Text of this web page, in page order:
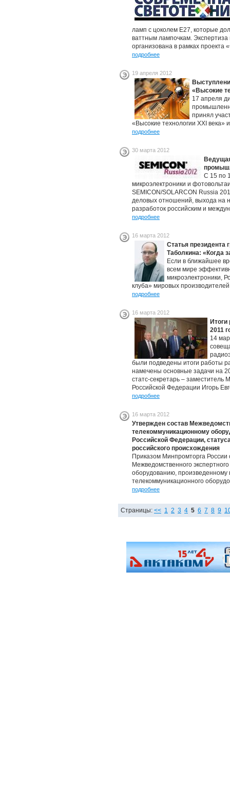
ламп с цоколем Е27, которые
ваттным лампочкам.
организована в рамках проекта
подробнее
19 апреля 2012
«Высокие
17 апреля
принял
«Высокие технологии XXI века»
подробнее
30 марта 2012
С 15 по
микроэлектроники и
SEMICON/SOLARCON Russia
деловых отношений, выхода на
разработок российским и
подробнее
16 марта 2012
Статья президента
Таболкина: «Когда
Если в ближайшее
всем мире
микроэлектроники,
клуба» мировых
подробнее
16 марта 2012
2011
14
были подведены итоги работы
намечены основные задачи на
статс-секретарь –
Российской Федерации Игорь
подробнее
16 марта 2012
Утвержден состав
телекоммуникационному
Российской Федерации,
российского происхождения
Приказом Минпромторга России
Межведомственного
оборудованию, произведенному
телекоммуникационного
подробнее
Страницы: << 1 2 3 4 5 6 7 8 9